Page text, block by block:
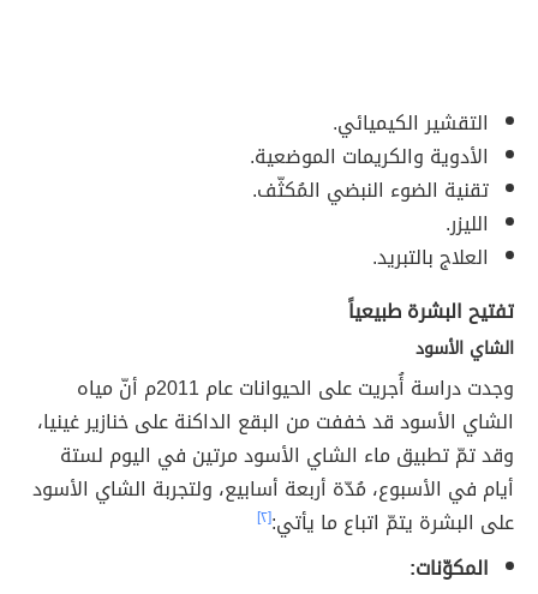
التقشير الكيميائي.
الأدوية والكريمات الموضعية.
تقنية الضوء النبضي المُكثّف.
الليزر.
العلاج بالتبريد.
تفتيح البشرة طبيعياً
الشاي الأسود
وجدت دراسة أُجريت على الحيوانات عام 2011م أنّ مياه
الشاي الأسود قد خففت من البقع الداكنة على خنازير غينيا،
وقد تمّ تطبيق ماء الشاي الأسود مرتين في اليوم لستة
أيام في الأسبوع، مُدّة أربعة أسابيع، ولتجربة الشاي الأسود
على البشرة يتمّ اتباع ما يأتي:[٢]
المكوّنات: